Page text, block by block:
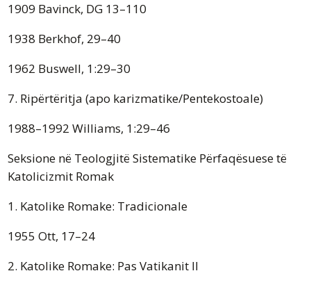
1909 Bavinck, DG 13–110
1938 Berkhof, 29–40
1962 Buswell, 1:29–30
7. Ripërtëritja (apo karizmatike/Pentekostoale)
1988–1992 Williams, 1:29–46
Seksione në Teologjitë Sistematike Përfaqësuese të
Katolicizmit Romak
1. Katolike Romake: Tradicionale
1955 Ott, 17–24
2. Katolike Romake: Pas Vatikanit II